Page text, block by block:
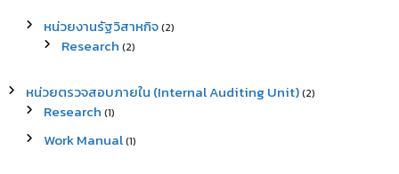
หน่วยงานรัฐวิสาหกิจ(2)
Research (2)
หน่วยตรวจสอบภายใน (Internal Auditing Unit)(2)
Research (1)
Work Manual(1)